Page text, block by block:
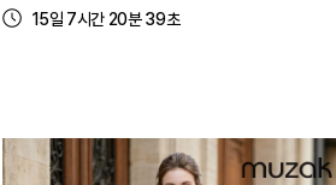
15일 7시간 20분 39초